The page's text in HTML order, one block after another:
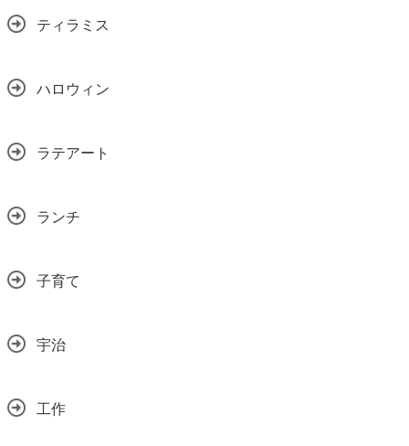
ティラミス
ハロウィン
ラテアート
ランチ
子育て
宇治
工作